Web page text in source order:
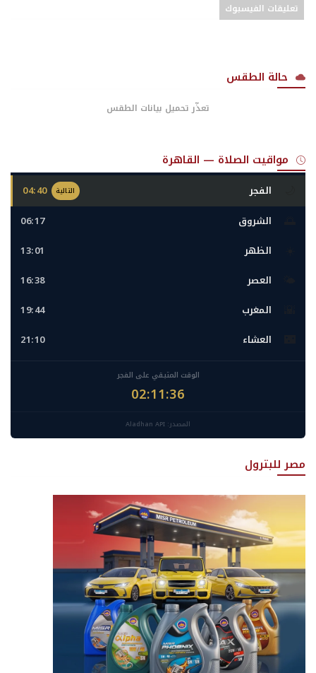
تعليقات الفيسبوك
حالة الطقس
تعذّر تحميل بيانات الطقس
مواقيت الصلاة — القاهرة
الفجر التالية 04:40
الشروق 06:17
الظهر 13:01
العصر 16:38
المغرب 19:44
العشاء 21:10
الوقت المتبقي على الفجر
02:11:34
المصدر: Aladhan API
مصر للبترول